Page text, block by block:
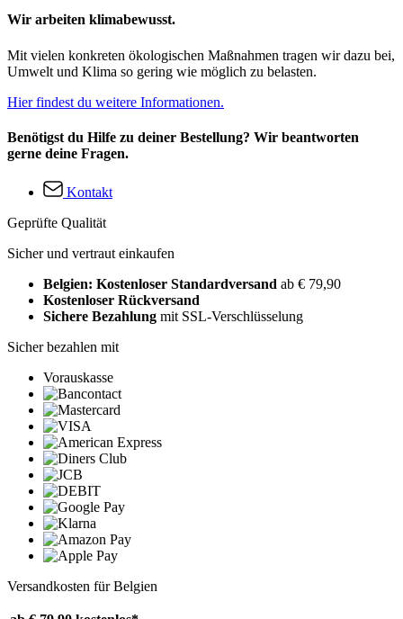
Wir arbeiten klimabewusst.
Mit vielen konkreten ökologischen Maßnahmen tragen wir dazu bei,
Umwelt und Klima so gering wie möglich zu belasten.
Hier findest du weitere Informationen.
Benötigst du Hilfe zu deiner Bestellung? Wir beantworten
gerne deine Fragen.
Kontakt
Geprüfte Qualität
Sicher und vertraut einkaufen
Belgien: Kostenloser Standardversand ab € 79,90
Kostenloser Rückversand
Sichere Bezahlung mit SSL-Verschlüsselung
Sicher bezahlen mit
Vorauskasse
Versandkosten für Belgien